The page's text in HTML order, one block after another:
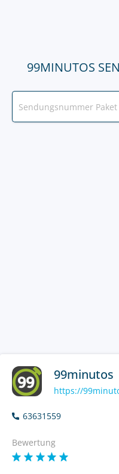
99MINUTOS
99minutos
https://
63631559
Bewertung